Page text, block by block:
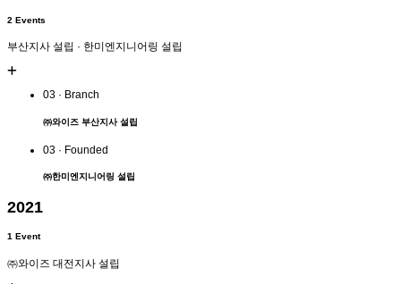
2 Events
부산지사 설립 · 한미엔지니어링 설립
03 · Branch
㈜와이즈 부산지사설립
03 · Founded
㈜한미엔지니어링 설립
2021
1 Event
㈜와이즈 대전지사 설립